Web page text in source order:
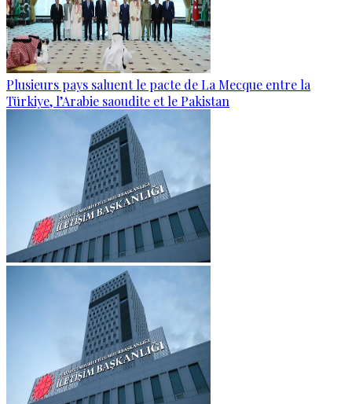
Plusieurs pays saluent le pacte de La Mecque entre la
Türkiye, l’Arabie saoudite et le Pakistan